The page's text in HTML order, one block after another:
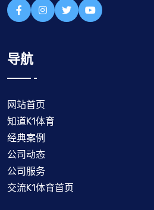
导航
网站首页
知道K1体育
经典案例
公司动态
公司服务
交流K1体育首页